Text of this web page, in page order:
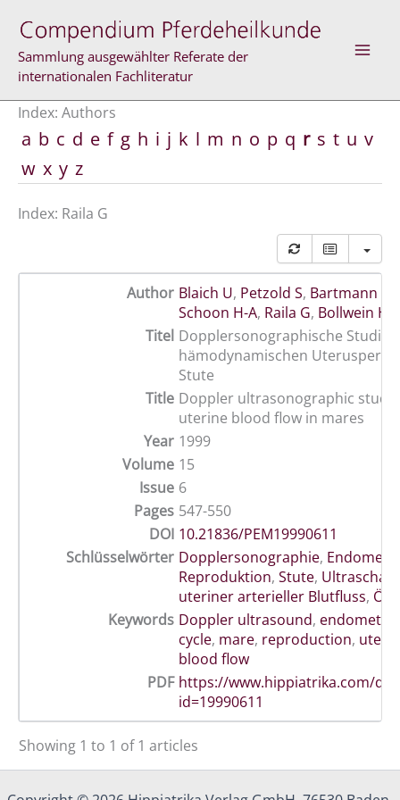
content
Sammlung ausgewählter Referate der
internationalen Fachliteratur
Index: Authors
a b c d e f g h i j k l m n o p q r s t u v
w x y z
Index: Raila G
Author Blaich U, Petzold S, Bartmann C
Schoon H-A, Raila G, Bollwein H
Titel Dopplersonographische
hämodynamischen
Stute
Title Doppler ultrasonographic
uterine blood flow in mares
Year 1999
Volume 15
Issue 6
Pages 547-550
DOI 10.21836/PEM19990611
Schlüsselwörter Dopplersonographie,
Reproduktion, Stute, Ultraschall
uteriner arterieller Blutfluss,
Keywords Doppler ultrasound,
cycle, mare, reproduction,
blood flow
PDF https://www.hippiatrika.com/
id=19990611
Showing 1 to 1 of 1 articles